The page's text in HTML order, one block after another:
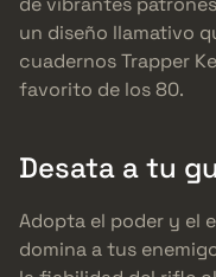
un diseño llamativo
cuadernos Trapper
favorito de los 80.
Desata a tu
Adopta el poder y el
domina a tus